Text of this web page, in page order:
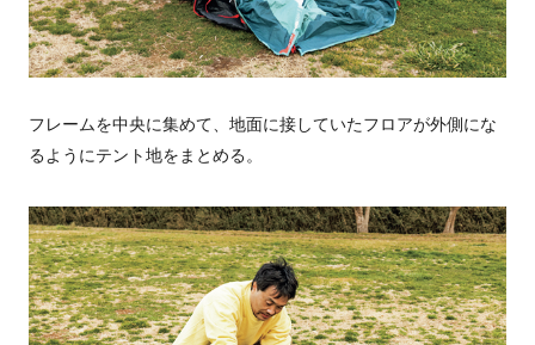
フレームを中央に集めて、地面に接していたフロアが外側にな
るようにテント地をまとめる。